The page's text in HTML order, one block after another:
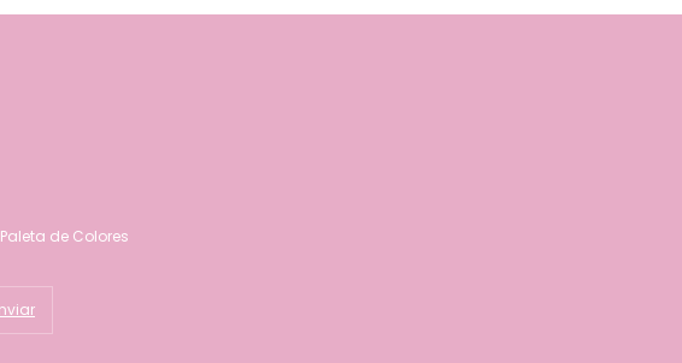
Paleta de Colores